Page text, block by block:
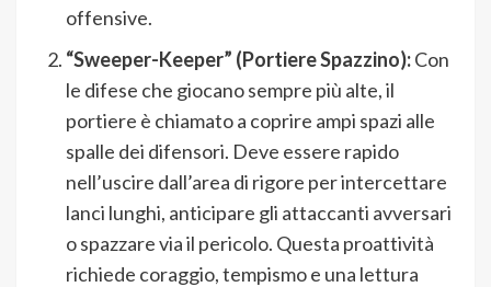
offensive.
“Sweeper-Keeper” (Portiere Spazzino):Con
le difese che giocano sempre più alte, il
portiere è chiamato a coprire ampi spazi alle
spalle dei difensori. Deve essere rapido
nell’uscire dall’area di rigore per intercettare
lanci lunghi, anticipare gli attaccanti avversari
o spazzare via il pericolo. Questa proattività
richiede coraggio, tempismo e una lettura